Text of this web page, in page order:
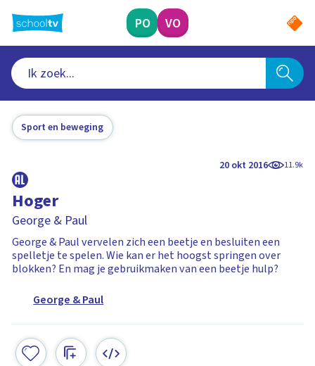
naar
hoofdinhoud
PO VO
Sport en beweging
20 okt 2016 11.9k
Hoger
George & Paul
George & Paul vervelen zich een beetje en besluiten een
spelletje te spelen. Wie kan er het hoogst springen over
blokken? En mag je gebruikmaken van een beetje hulp?
George & Paul